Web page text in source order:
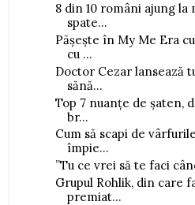
8 din 10 români ajung la
spate...
Pășește în My Me Era
cu ...
Doctor Cezar lansează
sănă...
Top 7 nuanțe de șaten,
br...
Cum să scapi de
împie...
”Tu ce vrei să te faci
Grupul Rohlik, din care
premiat...